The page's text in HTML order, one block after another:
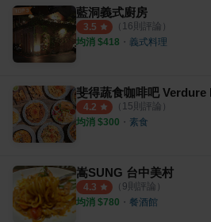
藍洞義式廚房
3.5 （ 16則評論）
均消 $418 ・ 義式料理
4.2 （ 15則評論）
均消 $300 ・ 素食
嵩SUNG 台中美村
4.3 （ 9則評論）
均消 $780 ・ 餐酒館